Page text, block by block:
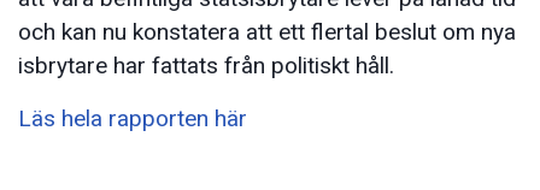
och kan nu konstatera att ett flertal beslut om nya
isbrytare har fattats från politiskt håll.
Läs hela rapporten här